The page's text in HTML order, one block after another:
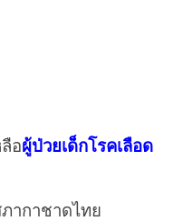
อผู้ป่วยเด็กโรคเลือด
ากาชาดไทย